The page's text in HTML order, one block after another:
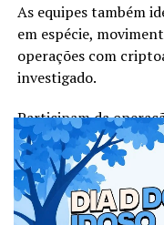
As equipes também
em espécie,
operações com
investigado.
Participam da
Ministério Público de
paulista, Agência
Polícia Militar.